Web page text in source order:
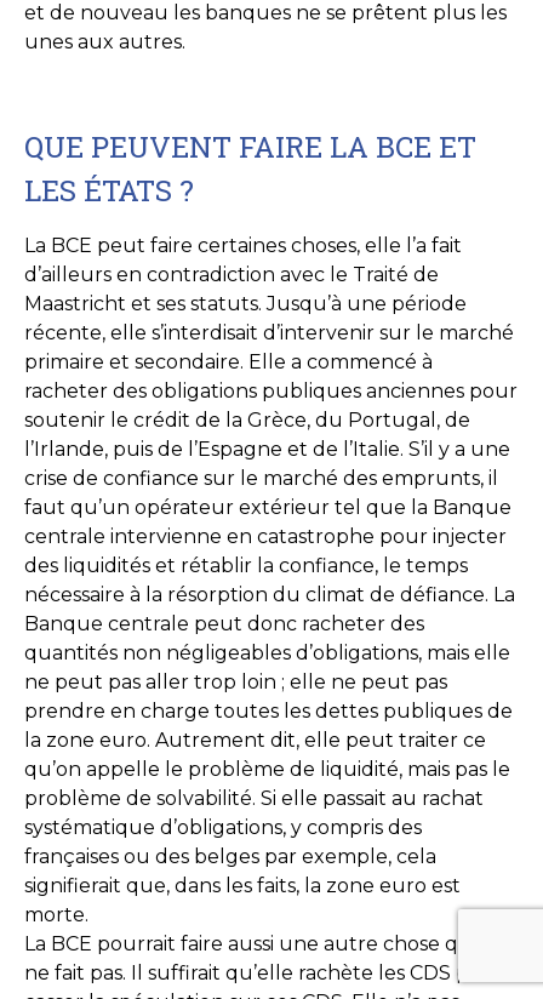
et de nouveau les banques ne se prêtent plus les
unes aux autres.
QUE PEUVENT FAIRE LA BCE ET
LES ÉTATS ?
La BCE peut faire certaines choses, elle l’a fait
d’ailleurs en contradiction avec le Traité de
Maastricht et ses statuts. Jusqu’à une période
récente, elle s’interdisait d’intervenir sur le marché
primaire et secondaire. Elle a commencé à
racheter des obligations publiques anciennes pour
soutenir le crédit de la Grèce, du Portugal, de
l’Irlande, puis de l’Espagne et de l’Italie. S’il y a une
crise de confiance sur le marché des emprunts, il
faut qu’un opérateur extérieur tel que la Banque
centrale intervienne en catastrophe pour injecter
des liquidités et rétablir la confiance, le temps
nécessaire à la résorption du climat de défiance. La
Banque centrale peut donc racheter des
quantités non négligeables d’obligations, mais elle
ne peut pas aller trop loin ; elle ne peut pas
prendre en charge toutes les dettes publiques de
la zone euro. Autrement dit, elle peut traiter ce
qu’on appelle le problème de liquidité, mais pas le
problème de solvabilité. Si elle passait au rachat
systématique d’obligations, y compris des
françaises ou des belges par exemple, cela
signifierait que, dans les faits, la zone euro est
morte.
La BCE pourrait faire aussi une autre chose qu’elle
ne fait pas. Il suffirait qu’elle rachète les CDS pour